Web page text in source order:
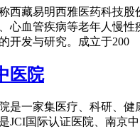
西藏易明西雅医药科技股
心血管疾病等老年人慢性
开发与研究。成立于200
医院
是一家集医疗、科研、健
JCI国际认证医院、南京